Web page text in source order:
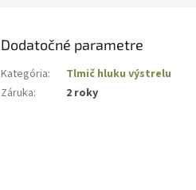
Dodatočné parametre
Kategória:
Tlmič hluku výstrelu
Záruka: 2 roky